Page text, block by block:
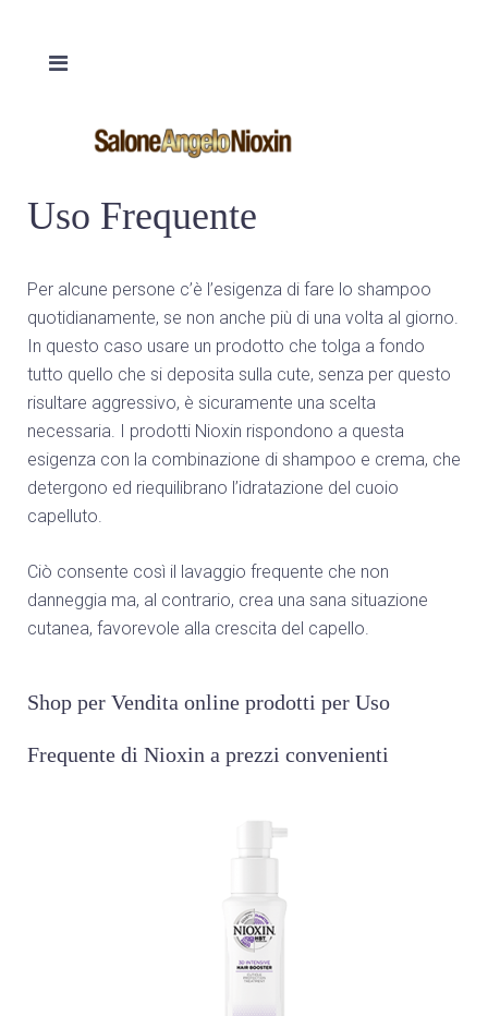
Uso Frequente
Per alcune persone c’è l’esigenza di fare lo shampoo
quotidianamente, se non anche più di una volta al giorno.
In questo caso usare un prodotto che tolga a fondo
tutto quello che si deposita sulla cute, senza per questo
risultare aggressivo, è sicuramente una scelta
necessaria. I prodotti Nioxin rispondono a questa
esigenza con la combinazione di shampoo e crema, che
detergono ed riequilibrano l’idratazione del cuoio
capelluto.
Ciò consente così il lavaggio frequente che non
danneggia ma, al contrario, crea una sana situazione
cutanea, favorevole alla crescita del capello.
Shop per Vendita online prodotti per Uso
Frequente di Nioxin a prezzi convenienti